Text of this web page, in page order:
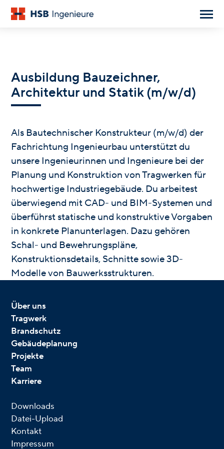
Ausbildung Bauzeichner,
Architektur und Statik (m/w/d)
Als Bautechnischer Konstrukteur (m/w/d) der
Fachrichtung Ingenieurbau unterstützt du
unsere Ingenieurinnen und Ingenieure bei der
Planung und Konstruktion von Tragwerken für
hochwertige Industriegebäude. Du arbeitest
überwiegend mit CAD- und BIM-Systemen und
überführst statische und konstruktive Vorgaben
in konkrete Planunterlagen. Dazu gehören
Schal- und Bewehrungspläne,
Konstruktionsdetails, Schnitte sowie 3D-
Modelle von Bauwerksstrukturen.
Über uns
Tragwerk
Brandschutz
Gebäudeplanung
Projekte
Team
Karriere
Downloads
Datei-Upload
Kontakt
Impressum